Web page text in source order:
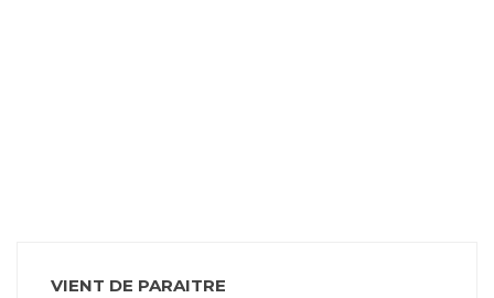
VIENT DE PARAITRE